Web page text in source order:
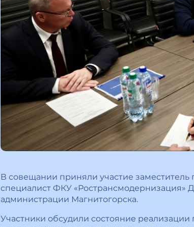
В совещании приняли участие
специалист ФКУ «Ространсмодернизация»
администрации Магнитогорска.
Участники обсудили состояние